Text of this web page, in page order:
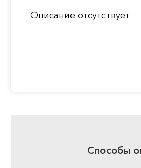
Описание отсутствует
Способы